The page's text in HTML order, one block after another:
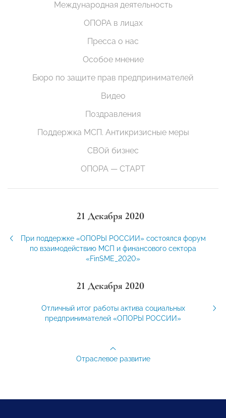
Международная деятельность
ОПОРА в лицах
Пресса о нас
Особое мнение
Бюро по защите прав предпринимателей
Видео
Поздравления
Поддержка МСП. Антикризисные меры
СВОй бизнес
ОПОРА — СТАРТ
21 Декабря 2020
При поддержке «ОПОРЫ РОССИИ» состоялся форум
по взаимодействию МСП и финансового сектора
«FinSME_2020»
21 Декабря 2020
Отличный итог работы актива социальных
предпринимателей «ОПОРЫ РОССИИ»
Отраслевое развитие